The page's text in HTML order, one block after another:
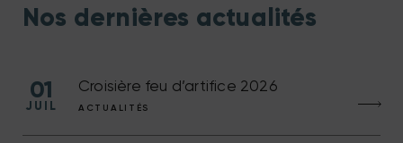
Nos dernières actualités
01
JUIL
Croisière feu d’artifice 2026
ACTUALITÉS